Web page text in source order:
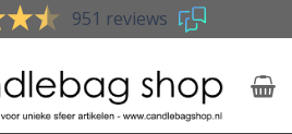
951 reviews